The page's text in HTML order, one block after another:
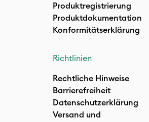
Produktregistrierung
Produktdokumentation
Konformitätserklärung
Richtlinien
Rechtliche Hinweise
Barrierefreiheit
Datenschutzerklärung
Versand und